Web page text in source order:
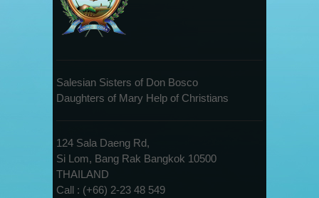
Salesian Sisters of Don Bosco
Daughters of Mary Help of Christians
124 Sala Daeng Rd,
Si Lom, Bang Rak Bangkok 10500
THAILAND
Call : (+66) 2-23 48 549